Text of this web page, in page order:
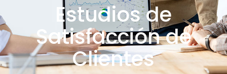
Estudios de
Satisfacción de
Clientes